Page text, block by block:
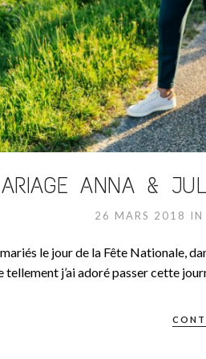
ANNA &
26 MARS 2018
le jour de la Fête Nationale,
tellement j’ai adoré passer cette